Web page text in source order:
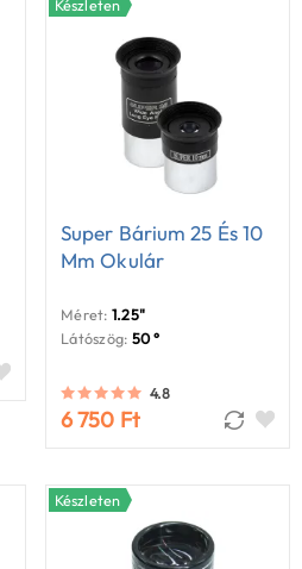
Készleten
Super Bárium 25 És 10
Mm Okulár
Méret: 1.25"
Látószög: 50 °
4.8
6 750 Ft
Készleten